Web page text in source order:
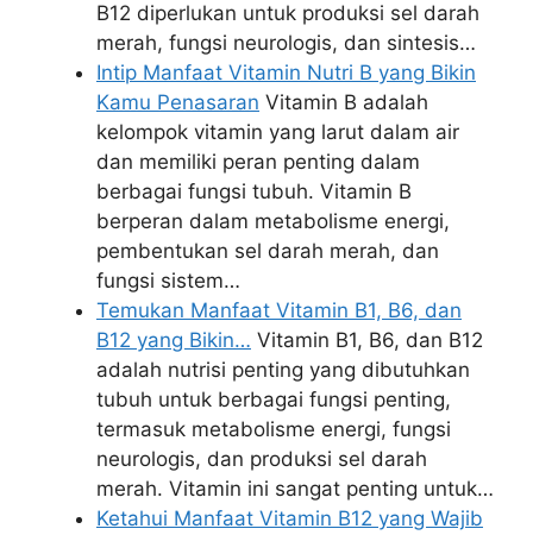
B12 diperlukan untuk produksi sel darah
merah, fungsi neurologis, dan sintesis…
Intip Manfaat Vitamin Nutri B yang Bikin
Kamu Penasaran Vitamin B adalah
kelompok vitamin yang larut dalam air
dan memiliki peran penting dalam
berbagai fungsi tubuh. Vitamin B
berperan dalam metabolisme energi,
pembentukan sel darah merah, dan
fungsi sistem…
Temukan Manfaat Vitamin B1, B6, dan
B12 yang Bikin… Vitamin B1, B6, dan B12
adalah nutrisi penting yang dibutuhkan
tubuh untuk berbagai fungsi penting,
termasuk metabolisme energi, fungsi
neurologis, dan produksi sel darah
merah. Vitamin ini sangat penting untuk…
Ketahui Manfaat Vitamin B12 yang Wajib